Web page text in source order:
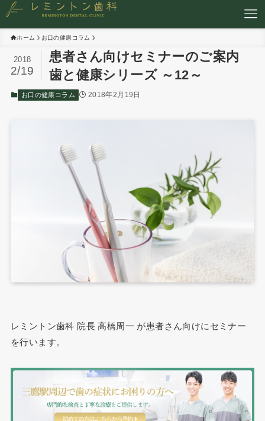
ホーム お口の健康コラム
患者さん向けセミナーのご案内
歯と健康シリーズ ～12～
2018
2/19
お口の健康コラム 2018年2月19日
レミントン歯科 院長 高橋周一 が患者さん向けにセミナー
を行います。